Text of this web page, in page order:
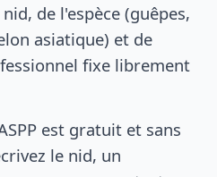
de l'espèce (guêpes,
asiatique) et de
fixe librement
est gratuit et sans
le nid, un